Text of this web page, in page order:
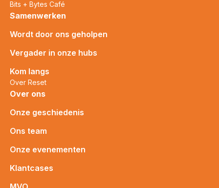
Bits + Bytes Café
Samenwerken
Wordt door ons geholpen
Vergader in onze hubs
Kom langs
Over Reset
Over ons
Onze geschiedenis
Ons team
Onze evenementen
Klantcases